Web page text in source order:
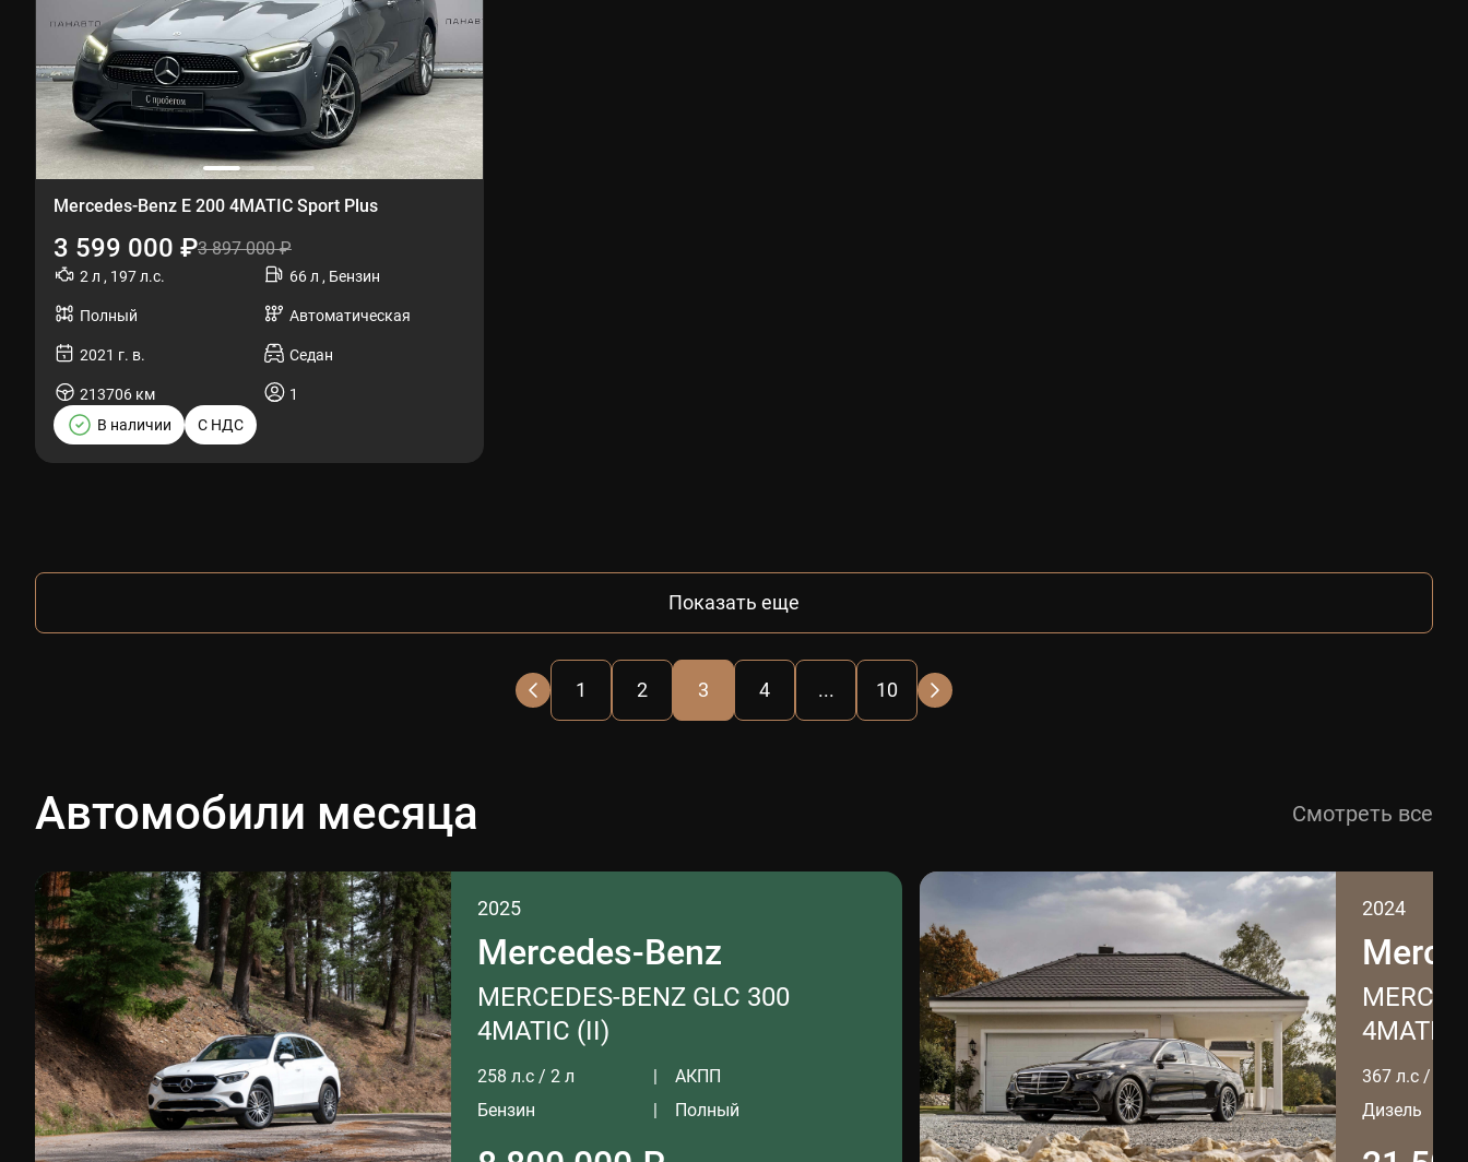
Mercedes-Benz E 200 4MATIC Sport Plus
3 599 000 ₽3 897 000 ₽
2 л , 197 л.с. 66 л , Бензин
Полный Автоматическая
2021 г. в. Седан
213706 км
1
В наличии
С НДС
Показать еще
1 2 3 4 ... 10
Автомобили месяца Смотреть все
Mercedes-Benz
2025
MERCEDES-BENZ GLC 300
4MATIC (II)
258 л.с / 2 л
АКПП
Бензин
Полный
2024
4MATIC
367 л.с / 3 л
Дизель